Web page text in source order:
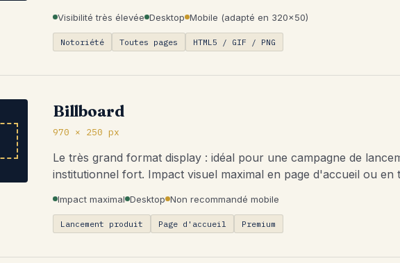
Visibilité très élevée Desktop Mobile (adapté en 320×50)
Notoriété Toutes pages HTML5 / GIF / PNG
Billboard
970 × 250 px
Le très grand format display : idéal pour une campagne de
institutionnel fort. Impact visuel maximal en page d'accueil ou en
Impact maximal Desktop Non recommandé mobile
Lancement produit Page d'accueil Premium